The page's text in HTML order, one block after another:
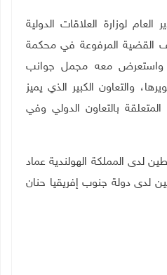
لوزارة العلاقات الدولية
القضية المرفوعة في محكمة
واستعرض معه مجمل جوانب
والتعاون الكبير الذي يميز
بالتعاون الدولي وفي
لدى المملكة الهولندية عماد
لدى دولة جنوب إفريقيا حنان